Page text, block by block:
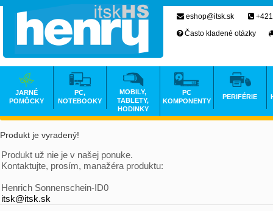
Produkt je vyradený!
Produkt už nie je v našej ponuke.
Kontaktujte, prosím, manažéra produktu:
Henrich Sonnenschein-ID0
itsk@itsk.sk
eshop@itsk.sk
Často kladené otázky
JARNÉ
POMÔCKY
PC,
NOTEBOOKY
MOBILY,
TABLETY,
HODINKY
PC
KOMPONENTY
PERIFÉRIE